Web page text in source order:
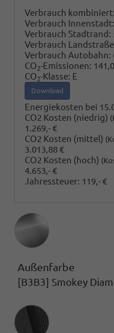
Verbrauch kombiniert:
Verbrauch Innenstadt:
Verbrauch Stadtrand:
Verbrauch
Verbrauch Autobahn:
CO2-Emissionen:
CO2-Klasse: E
Download
Energiekosten bei
CO2 Kosten (niedrig)
1.269,- €
CO2 Kosten (mittel)
3.013,88 €
CO2 Kosten (hoch)
4.653,- €
Jahressteuer: 119,- €
Außenfarbe
[B3B3] Smokey
Innenausstattung